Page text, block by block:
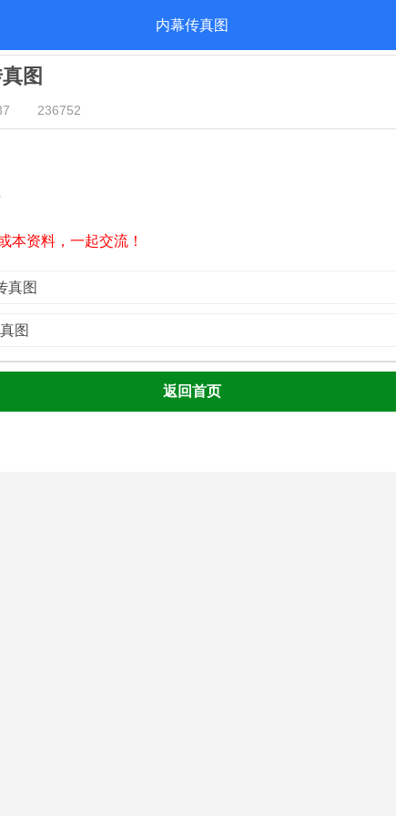
内幕传真图
图
236752
本资料，一起交流！
真图
图
返回首页